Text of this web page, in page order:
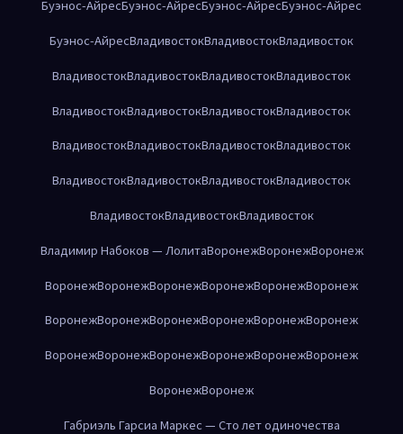
Буэнос-АйресБуэнос-АйресБуэнос-АйресБуэнос-Айрес
Буэнос-АйресВладивостокВладивостокВладивосток
ВладивостокВладивостокВладивостокВладивосток
ВладивостокВладивостокВладивостокВладивосток
ВладивостокВладивостокВладивостокВладивосток
ВладивостокВладивостокВладивостокВладивосток
ВладивостокВладивостокВладивосток
Владимир Набоков — ЛолитаВоронежВоронежВоронеж
ВоронежВоронежВоронежВоронежВоронежВоронеж
ВоронежВоронежВоронежВоронежВоронежВоронеж
ВоронежВоронежВоронежВоронежВоронежВоронеж
ВоронежВоронеж
Габриэль Гарсиа Маркес — Сто лет одиночества